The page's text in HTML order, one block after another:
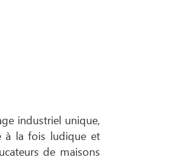
industriel unique,
à la fois ludique et
de maisons